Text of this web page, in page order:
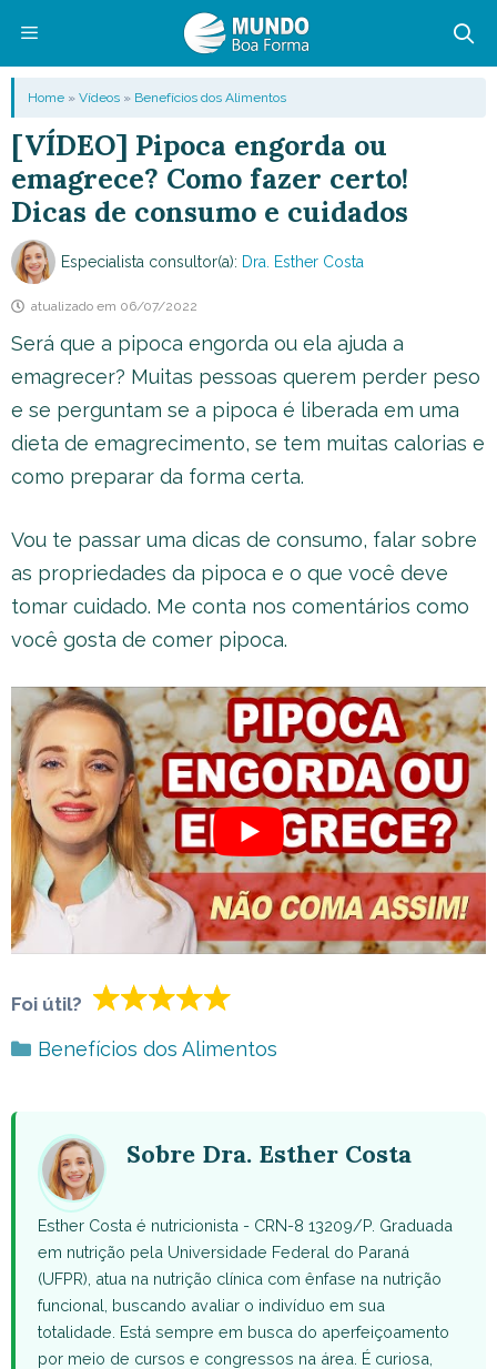
conteúdo
Menu
Home » Vídeos » Benefícios dos Alimentos
[VÍDEO] Pipoca engorda ou
emagrece? Como fazer certo!
Dicas de consumo e cuidados
Especialista consultor(a): Dra. Esther Costa
atualizado em 06/07/2022
Será que a pipoca engorda ou ela ajuda a
emagrecer? Muitas pessoas querem perder peso
e se perguntam se a pipoca é liberada em uma
dieta de emagrecimento, se tem muitas calorias e
como preparar da forma certa.
Vou te passar uma dicas de consumo, falar sobre
as propriedades da pipoca e o que você deve
tomar cuidado. Me conta nos comentários como
você gosta de comer pipoca.
Foi útil?
Categorias
Benefícios dos Alimentos
Sobre Dra. Esther Costa
Esther Costa é nutricionista - CRN-8 13209/P. Graduada
em nutrição pela Universidade Federal do Paraná
(UFPR), atua na nutrição clínica com ênfase na nutrição
funcional, buscando avaliar o indivíduo em sua
totalidade. Está sempre em busca do aperfeiçoamento
por meio de cursos e congressos na área. É curiosa,